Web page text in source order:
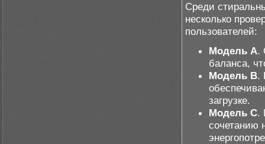
Среди
несколько
пользователей:
Модель A.
баланса,
Модель B.
загрузке.
Модель C.
сочетанию